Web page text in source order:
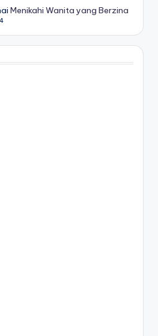
Menikahi Wanita yang Berzina